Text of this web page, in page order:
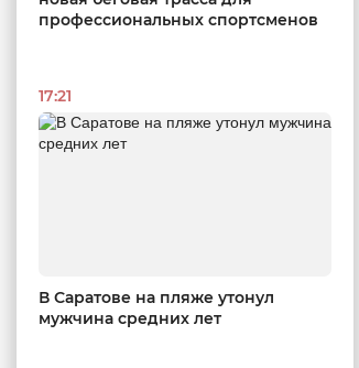
профессиональных спортсменов
17:21
В Саратове на пляже утонул
мужчина средних лет